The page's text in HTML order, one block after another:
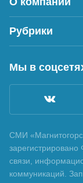
Рубрики
Мы в
СМИ
связи,
коммуникаций.